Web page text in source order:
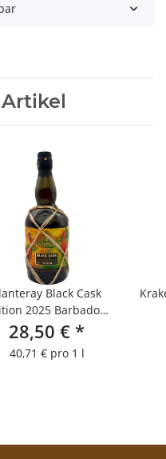
Black Cask
2025 Barbados-
Trinidad
28,50 € *
40,71 € pro 1 l